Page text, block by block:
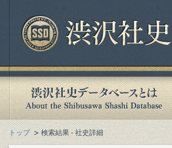
トップ 検索結果 - 社史詳細